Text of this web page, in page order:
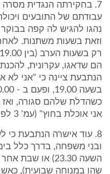
7. בחקירתה הנגדית
עבודתם של התובעים
נהגו להגיש לה קפה
וזאת בשעות משתנות.
הם שדאגו, עקרונית,
הנתבעת ציינה כי "אני לא
כשהדלת שלהם סגורה, ואז
אני אוכלת בחוץ" (עמ' 3 לפרוטוקול).
8. עוד אישרה הנתבעת
ובני משפחה, בדרך כלל
השעה 23.30) או
שהו במנוחה שבועית),